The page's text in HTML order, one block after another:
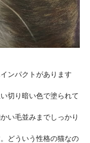
ンパクトがあります
切り暗い色で塗られて
い毛並みまでしっかり
どういう性格の猫なの